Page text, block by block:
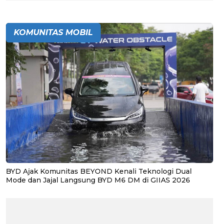
KOMUNITAS MOBIL
BYD Ajak Komunitas BEYOND Kenali Teknologi Dual
Mode dan Jajal Langsung BYD M6 DM di GIIAS 2026